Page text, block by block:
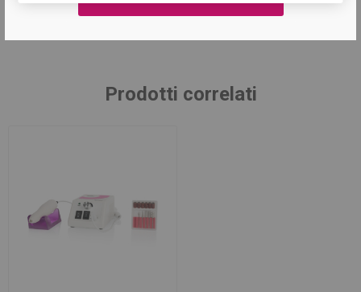
ricostruzione unghie (57)
Prodotti correlati